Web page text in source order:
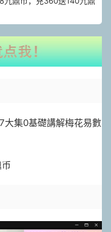
大集0基礎講解梅花易數